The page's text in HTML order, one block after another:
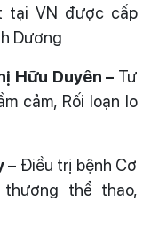
tại VN được cấp
Dương
Hữu Duyên – Tư
cảm, Rối loạn lo
– Điều trị bệnh Cơ
thể thao,